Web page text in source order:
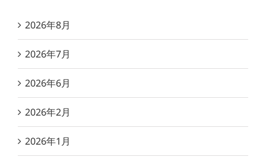
2026年8月
2026年7月
2026年6月
2026年2月
2026年1月